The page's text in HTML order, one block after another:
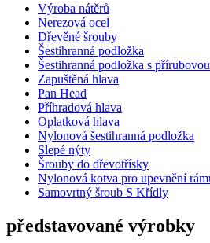
Výroba nátěrů
Nerezová ocel
Dřevěné šrouby
Šestihranná podložka
Šestihranná podložka s
Zapuštěná hlava
Pan Head
Příhradová hlava
Oplatková hlava
Nylonová šestihranná podložka
Slepé nýty
Šrouby do dřevotřísky
Nylonová kotva pro upevnění
Samovrtný šroub S Křídly
představované výrobky